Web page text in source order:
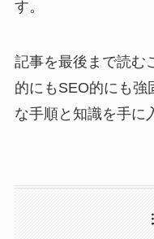
す。
記事を最後まで読む
的にもSEO的にも強
な手順と知識を手に